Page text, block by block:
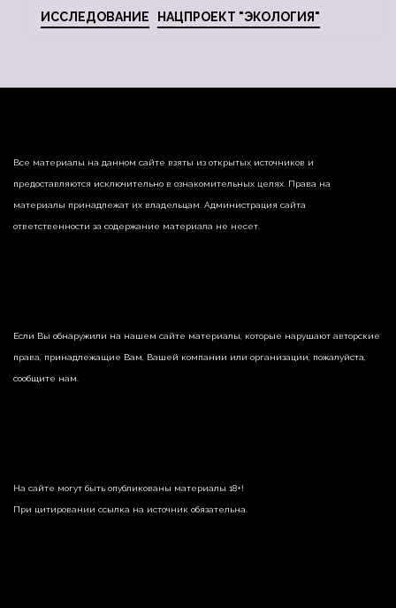
ИССЛЕДОВАНИЕ НАЦПРОЕКТ "ЭКОЛОГИЯ"
Все материалы на данном сайте взяты из открытых источников и
предоставляются исключительно в ознакомительных целях. Права на
материалы принадлежат их владельцам. Администрация сайта
ответственности за содержание материала не несет.
Если Вы обнаружили на нашем сайте материалы, которые нарушают авторские
права, принадлежащие Вам, Вашей компании или организации, пожалуйста,
сообщите нам.
На сайте могут быть опубликованы материалы 18+!
При цитировании ссылка на источник обязательна.